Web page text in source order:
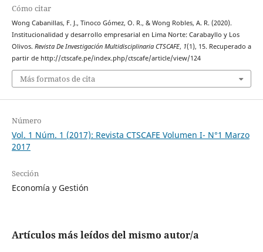
Cómo citar
Wong Cabanillas, F. J., Tinoco Gómez, O. R., & Wong Robles, A. R. (2020).
Institucionalidad y desarrollo empresarial en Lima Norte: Carabayllo y Los
Olivos. Revista De Investigación Multidisciplinaria CTSCAFE, 1(1), 15. Recuperado a
partir de http://ctscafe.pe/index.php/ctscafe/article/view/124
Más formatos de cita
Número
Vol. 1 Núm. 1 (2017): Revista CTSCAFE Volumen I- N°1 Marzo
2017
Sección
Economía y Gestión
Artículos más leídos del mismo autor/a